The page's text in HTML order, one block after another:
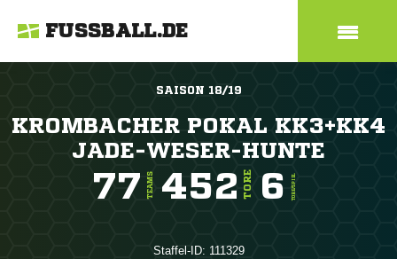
FUSSBALL.DE
SAISON 18/19
KROMBACHER POKAL KK3+KK4
JADE-WESER-HUNTE
77 TEAMS 452 TORE 6 TORE/SPIEL
Staffel-ID: 111329